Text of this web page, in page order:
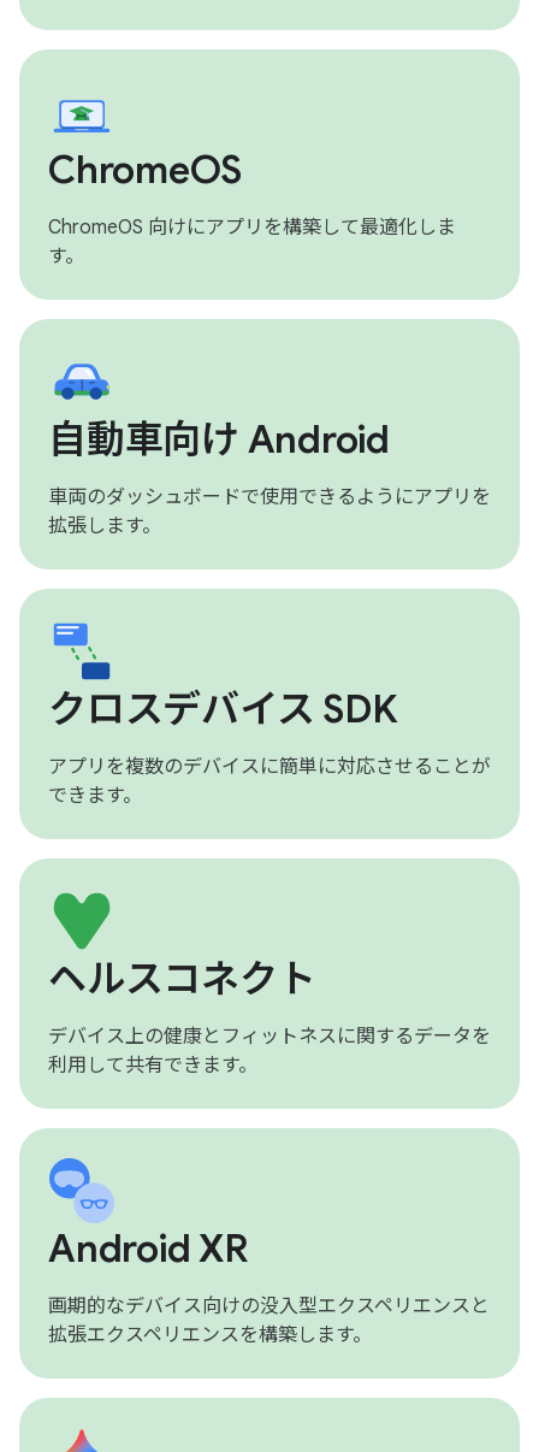
ChromeOS
ChromeOS 向けにアプリを構築して最適化しま
す。
自動車向け Android
車両のダッシュボードで使用できるようにアプリを
拡張します。
クロスデバイス SDK
アプリを複数のデバイスに簡単に対応させることが
できます。
ヘルスコネクト
デバイス上の健康とフィットネスに関するデータを
利用して共有できます。
Android XR
画期的なデバイス向けの没入型エクスペリエンスと
拡張エクスペリエンスを構築します。